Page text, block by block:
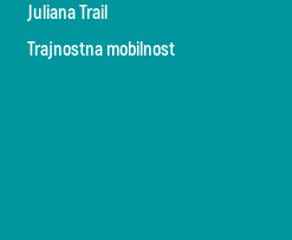
Juliana Trail
Trajnostna mobilnost